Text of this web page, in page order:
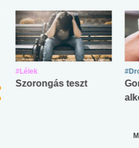
#Lélek
Szorongás teszt